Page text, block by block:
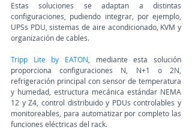
Estas soluciones se adaptan a distintas
configuraciones, pudiendo integrar, por ejemplo,
UPSs PDU, sistemas de aire acondicionado, KVM y
organización de cables.
Tripp Lite by EATON , mediante esta solución
proporciona configuraciones N, N+1 o 2N,
refrigeración principal con sensor de temperatura
y humedad, estructura mecánica estándar NEMA
12 y Z4, control distribuido y PDUs controlables y
monitoreables, para automatizar por completo las
funciones eléctricas del rack.